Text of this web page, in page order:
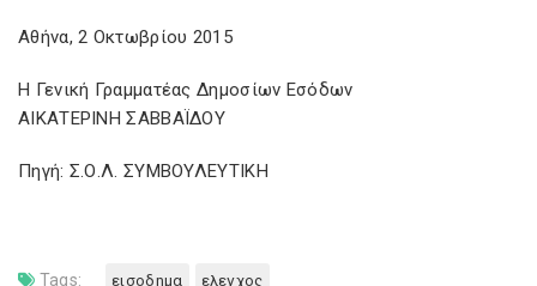
Αθήνα, 2 Οκτωβρίου 2015
Η Γενική Γραμματέας Δημοσίων Εσόδων
ΑΙΚΑΤΕΡΙΝΗ ΣΑΒΒΑΪΔΟΥ
Πηγή: Σ.Ο.Λ. ΣΥΜΒΟΥΛΕΥΤΙΚΗ
Tags: εισοδημα ελεγχος